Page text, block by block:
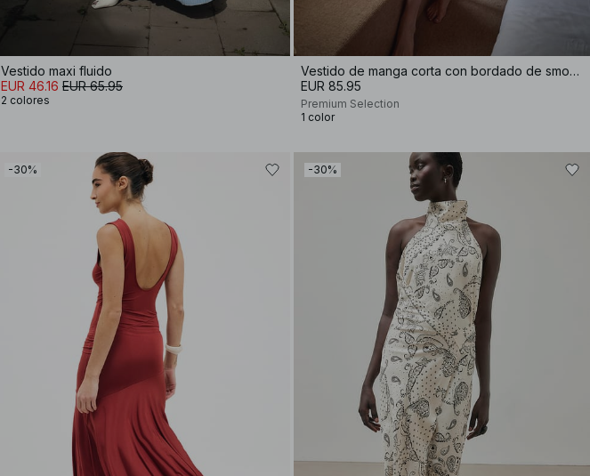
Vestido maxi fluido
EUR 46.16 EUR 65.95
2 colores
Vestido de manga corta con bordado de smocks
EUR 85.95
Premium Selection
1 color
-30% -30%